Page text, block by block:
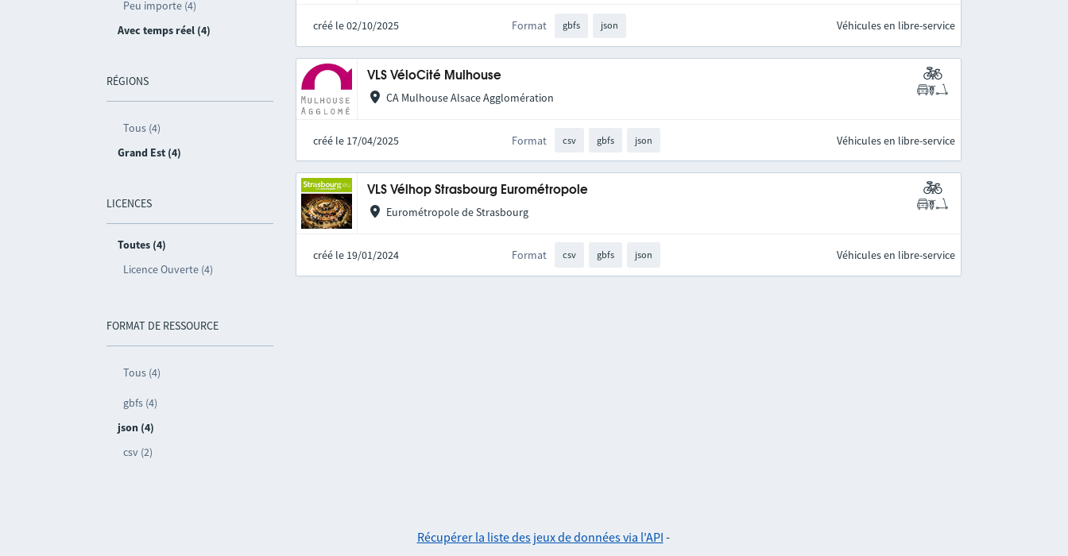
Peu importe (4)
Avec temps réel (4)
RÉGIONS
Tous (4)
Grand Est (4)
LICENCES
Toutes (4)
Licence Ouverte (4)
FORMAT DE RESSOURCE
Tous (4)
gbfs (4)
json (4)
csv (2)
créé le 02/10/2025 Format gbfs json Véhicules en libre-service
VLS VéloCité Mulhouse
CA Mulhouse Alsace Agglomération
créé le 17/04/2025 Format csv gbfs json Véhicules en libre-service
VLS Vélhop Strasbourg Eurométropole
Eurométropole de Strasbourg
créé le 19/01/2024 Format csv gbfs json Véhicules en libre-service
Récupérer la liste des jeux de données via l'API -